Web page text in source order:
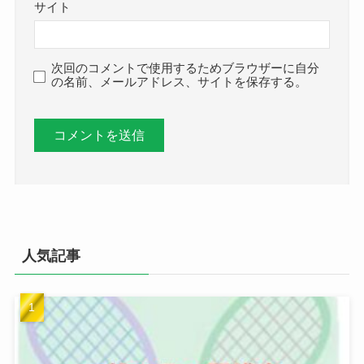
サイト
次回のコメントで使用するためブラウザーに自分
の名前、メールアドレス、サイトを保存する。
人気記事